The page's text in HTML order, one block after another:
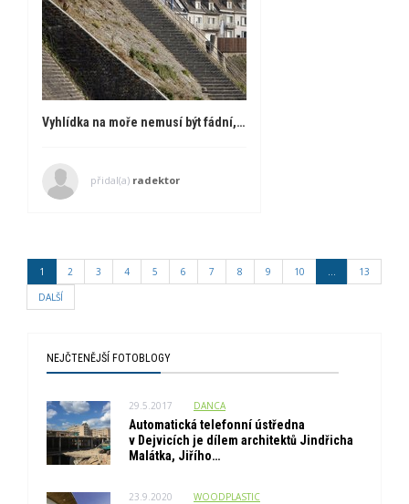
Vyhlídka na moře nemusí být fádní, ukazují Pseudonyme
přidal(a) radektor
1 2 3 4 5 6 7 8 9 10 ...
13
DALŠÍ
NEJČTENĚJŠÍ FOTOBLOGY
29.5.2017 DANCA
Automatická telefonní ústředna
v Dejvicích je dílem architektů Jindřicha
Malátka, Jiřího…
23.9.2020 WOODPLASTIC